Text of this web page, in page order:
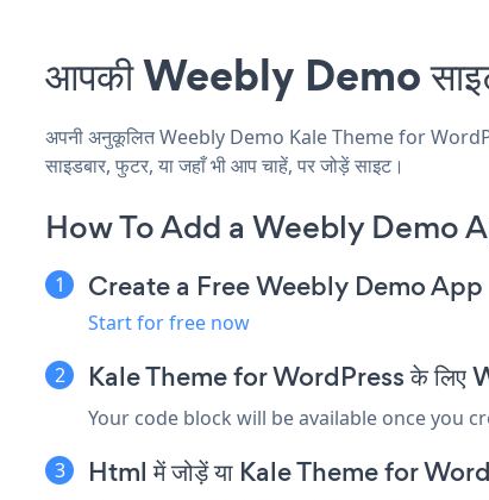
आपकी Weebly Demo
अपनी अनुकूलित Weebly Demo Kale Theme for
साइडबार, फुटर, या जहाँ भी आप चाहें, पर जोड़ें साइट।
How To Add a Weebly Demo
Create a Free Weebly Demo App
Start for free now
Kale Theme for WordPress के लिए
Your code block will be available once you
Html में जोड़ें या Kale Theme for